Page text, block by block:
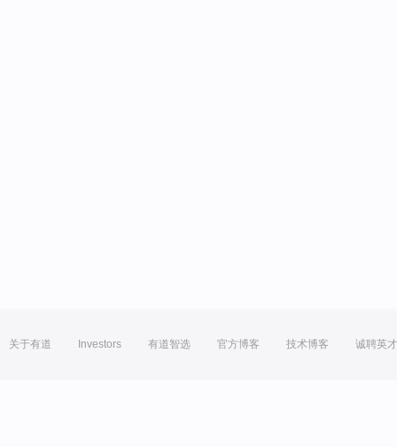
关于有道 Investors 有道智选 官方博客 技术博客 诚聘英才